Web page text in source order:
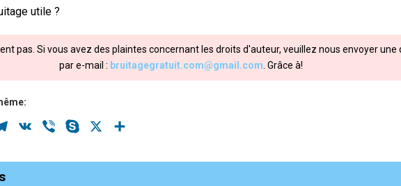
utile ?
pas. Si vous avez des plaintes concernant les droits d'auteur, veuillez nous envoyer
par e-mail : bruitagegratuit.com@gmail.com . Grâce à!
Telegram
VK Viber Skype